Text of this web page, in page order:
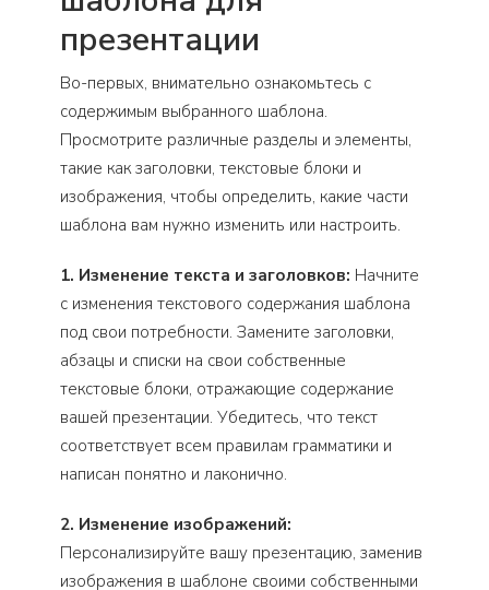
презентации
Во-первых, внимательно ознакомьтесь с
содержимым выбранного шаблона.
Просмотрите различные разделы и элементы,
такие как заголовки, текстовые блоки и
изображения, чтобы определить, какие части
шаблона вам нужно изменить или настроить.
1. Изменение текста и заголовков: Начните
с изменения текстового содержания шаблона
под свои потребности. Замените заголовки,
абзацы и списки на свои собственные
текстовые блоки, отражающие содержание
вашей презентации. Убедитесь, что текст
соответствует всем правилам грамматики и
написан понятно и лаконично.
2. Изменение изображений:
Персонализируйте вашу презентацию, заменив
изображения в шаблоне своими собственными